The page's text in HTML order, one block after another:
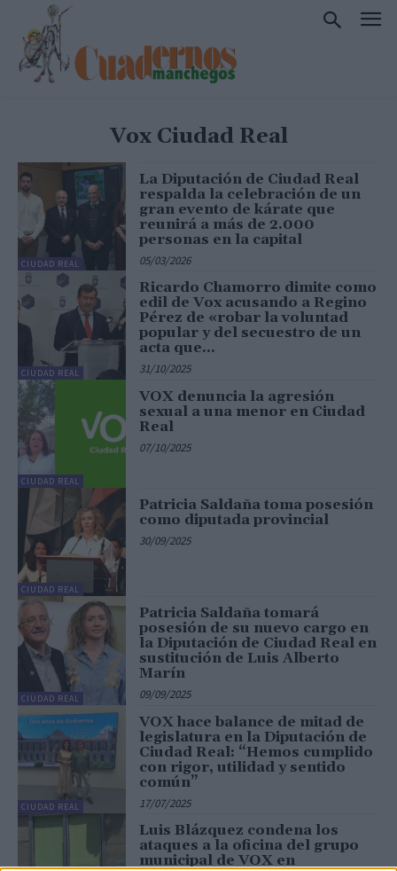
Vox Ciudad Real
CIUDAD REAL
La Diputación de Ciudad Real
respalda la celebración de un
gran evento de kárate que
reunirá a más de 2.000
personas en la capital
05/03/2026
CIUDAD REAL
Ricardo Chamorro dimite como
edil de Vox acusando a Regino
Pérez de «robar la voluntad
popular y del secuestro de un
acta que...
31/10/2025
CIUDAD REAL
VOX denuncia la agresión
sexual a una menor en Ciudad
Real
07/10/2025
CIUDAD REAL
Patricia Saldaña toma posesión
como diputada provincial
30/09/2025
CIUDAD REAL
Patricia Saldaña tomará
posesión de su nuevo cargo en
la Diputación de Ciudad Real en
sustitución de Luis Alberto
Marín
09/09/2025
CIUDAD REAL
VOX hace balance de mitad de
legislatura en la Diputación de
Ciudad Real: “Hemos cumplido
con rigor, utilidad y sentido
común”
17/07/2025
Luis Blázquez condena los
ataques a la oficina del grupo
municipal de VOX en